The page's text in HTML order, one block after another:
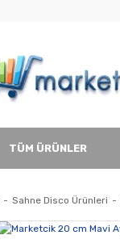
TÜM ÜRÜNLER
Sahne Disco Ürünleri